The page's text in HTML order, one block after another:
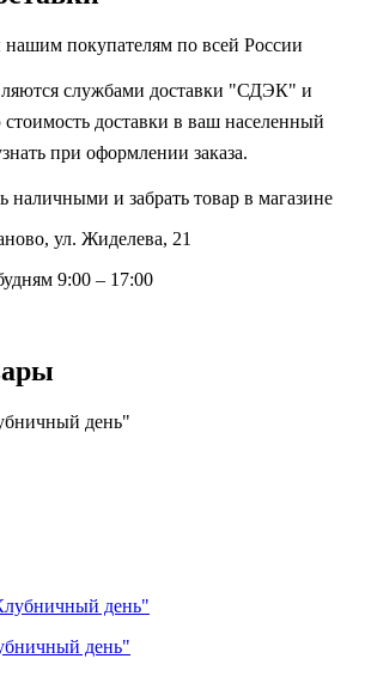
покупателям по всей России
службами доставки "СДЭК" и
доставки в ваш населенный
при оформлении заказа.
наличными и забрать товар в магазине
ул. Жиделева, 21
9:00 – 17:00
день"
день"